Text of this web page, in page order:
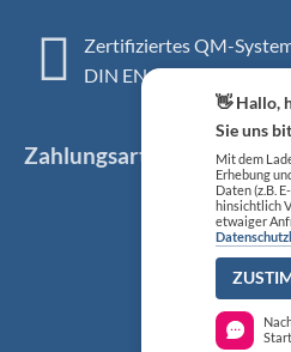
Zertifiziertes QM-
DIN EN ISO 13485
Zahlungsarten
👋 Hallo,
Sie uns
Mit dem
Erhebung
Daten (z.B.
hinsichtlich
etwaiger